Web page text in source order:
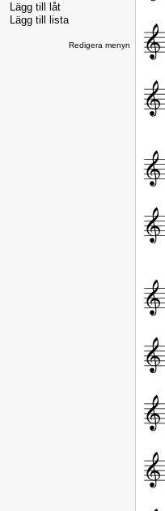
Lägg till låt
Lägg till lista
Redigera menyn